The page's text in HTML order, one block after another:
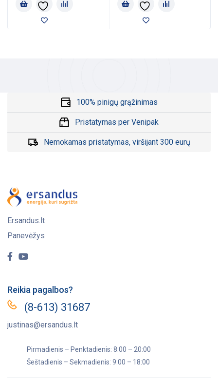
100% pinigų grąžinimas
Pristatymas per Venipak
Nemokamas pristatymas, viršijant 300 eurų
Ersandus.lt
Panevėžys
Reikia pagalbos?
(8-613) 31687
justinas@ersandus.lt
Pirmadienis – Penktadienis: 8:00 – 20:00
Šeštadienis – Sekmadienis: 9:00 – 18:00